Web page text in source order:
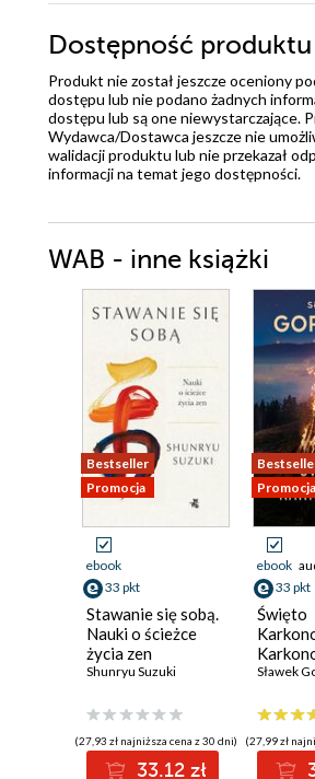
Dostępność produktu
Produkt nie został jeszcze oceniony
dostępu lub nie podano żadnych
dostępu lub są one niewystarczające.
Wydawca/Dostawca jeszcze nie
walidacji produktu lub nie przekazał
informacji na temat jego dostępności.
WAB - inne książki
Bestseller
Promocja
ebook
33 pkt
Stawanie się sobą.
Nauki o ścieżce
życia zen
Shunryu Suzuki
(27,93 zł najniższa cena z 30 dni)
33.12 zł
Promocja
ebook
33 pkt
Święto
Sławek
(27,99 zł